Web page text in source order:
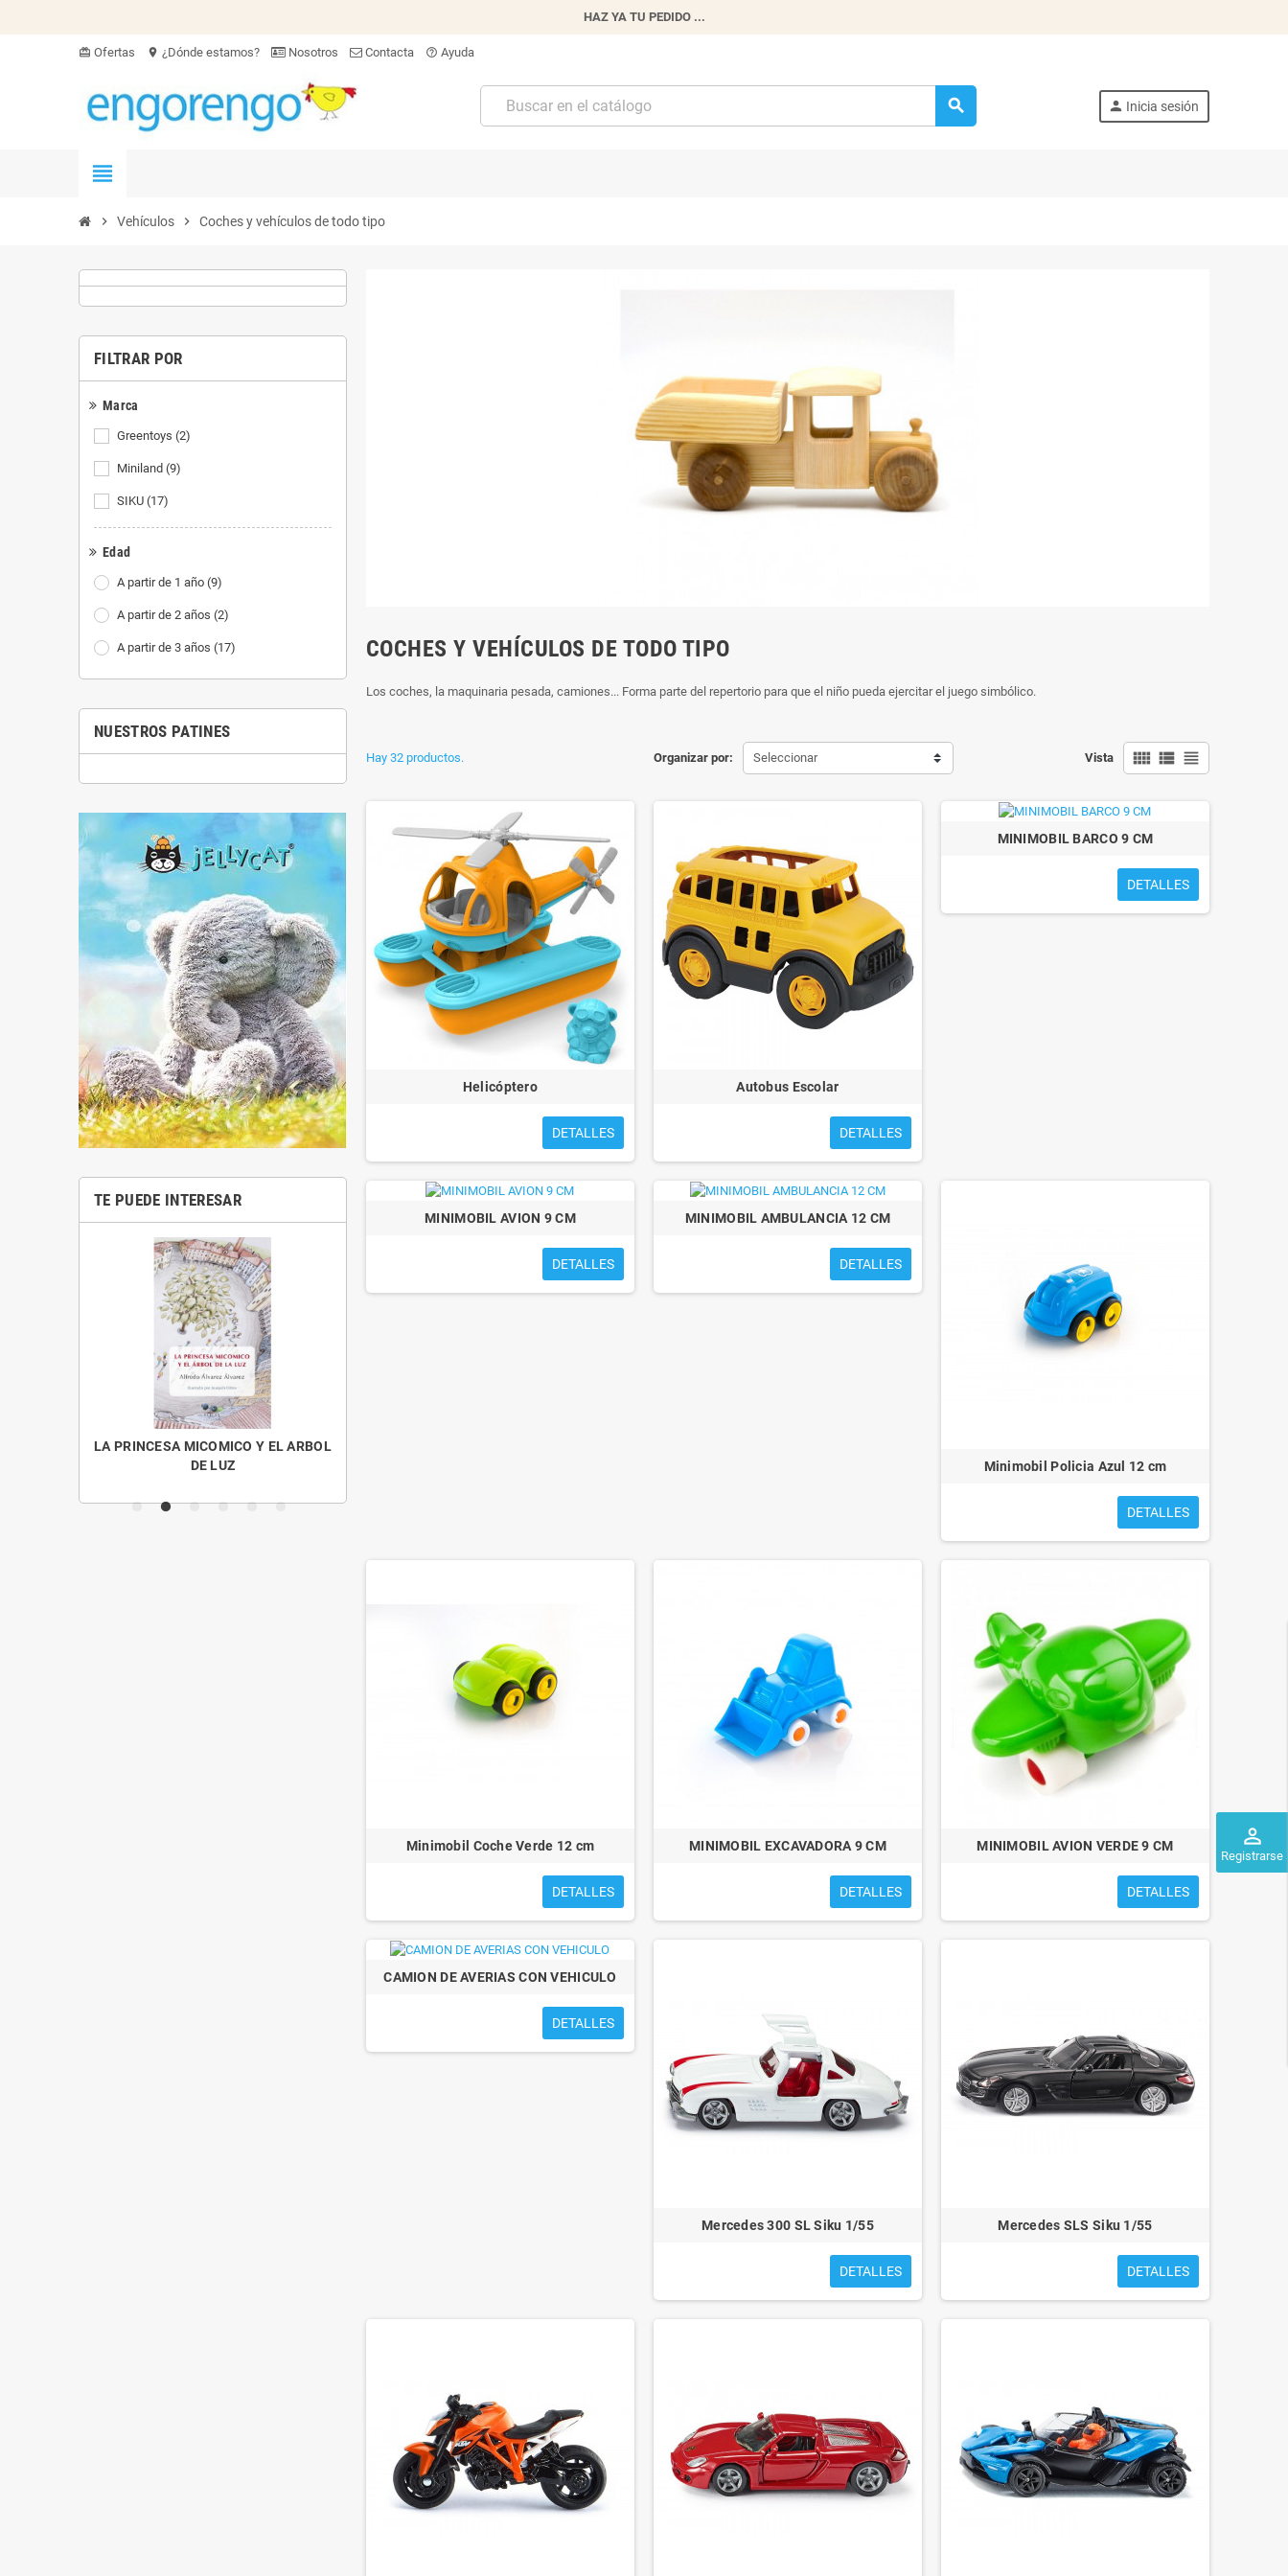
HAZ YA TU PEDIDO ...
card_giftcard Ofertas location_on ¿Dónde estamos? Nosotros Contacta help_outline Ayuda
search person Inicia sesión
perm_identity
Registrarse
view_headline
chevron_right Vehículos chevron_right Coches y vehículos de todo tipo
FILTRAR POR
Marca
Greentoys (2)
Miniland (9)
SIKU (17)
Edad
A partir de 1 año (9)
A partir de 2 años (2)
A partir de 3 años (17)
NUESTROS PATINES
TE PUEDE INTERESAR
LA PRINCESA MICOMICO Y EL ARBOL
DE LUZ
ANIMADO
COCHES Y VEHÍCULOS DE TODO TIPO
Los coches, la maquinaria pesada, camiones... Forma parte del repertorio para que el niño pueda ejercitar el juego simbólico.
Organizar por: Seleccionar Vista view_comfy view_list view_headline
Hay 32 productos.
Helicóptero
DETALLES
Autobus Escolar
DETALLES
MINIMOBIL BARCO 9 CM
DETALLES
MINIMOBIL AVION 9 CM
DETALLES
MINIMOBIL AMBULANCIA 12 CM
DETALLES
Minimobil Policia Azul 12 cm
DETALLES
Minimobil Coche Verde 12 cm
DETALLES
MINIMOBIL EXCAVADORA 9 CM
DETALLES
MINIMOBIL AVION VERDE 9 CM
DETALLES
CAMION DE AVERIAS CON VEHICULO
DETALLES
Mercedes 300 SL Siku 1/55
DETALLES
Mercedes SLS Siku 1/55
DETALLES